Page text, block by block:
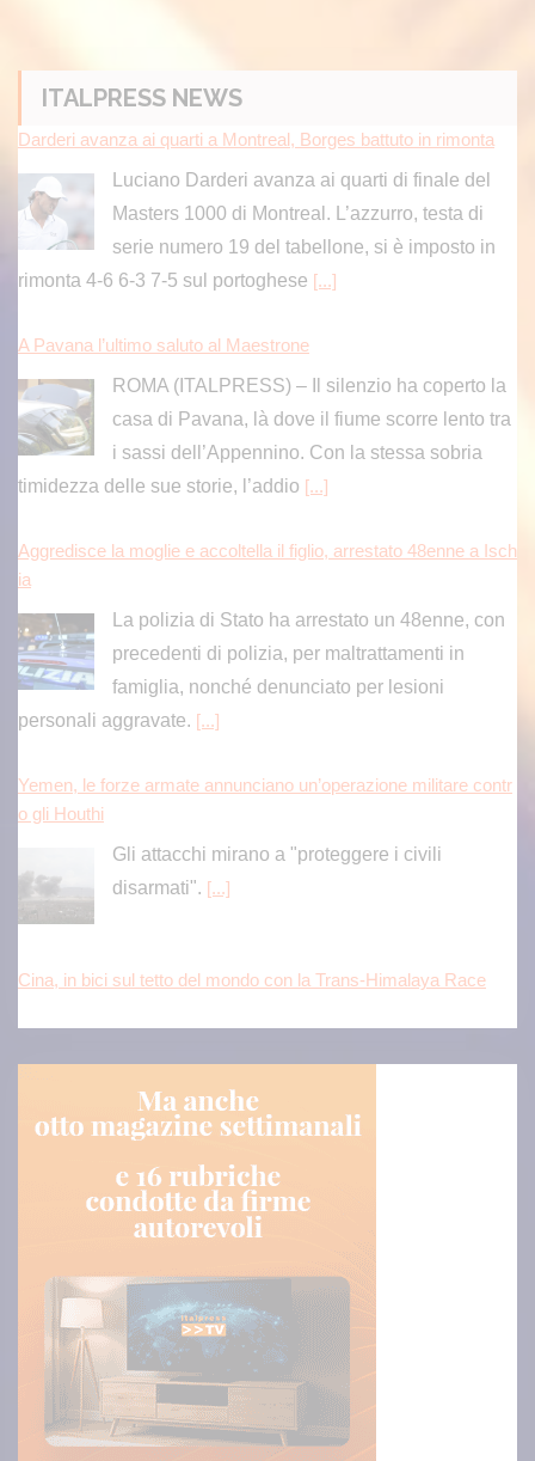
ITALPRESS NEWS
Darderi avanza ai quarti a Montreal, Borges battuto in rimonta
Luciano Darderi avanza ai quarti di finale del
Masters 1000 di Montreal. L’azzurro, testa di
serie numero 19 del tabellone, si è imposto in
rimonta 4-6 6-3 7-5 sul portoghese [...]
A Pavana l’ultimo saluto al Maestrone
ROMA (ITALPRESS) – Il silenzio ha coperto la
casa di Pavana, là dove il fiume scorre lento tra
i sassi dell’Appennino. Con la stessa sobria
timidezza delle sue storie, l’addio [...]
Aggredisce la moglie e accoltella il figlio, arrestato 48enne a Isch
ia
La polizia di Stato ha arrestato un 48enne, con
precedenti di polizia, per maltrattamenti in
famiglia, nonché denunciato per lesioni
personali aggravate. [...]
Yemen, le forze armate annunciano un’operazione militare contr
o gli Houthi
Gli attacchi mirano a "proteggere i civili
disarmati". [...]
Cina, in bici sul tetto del mondo con la Trans-Himalaya Race